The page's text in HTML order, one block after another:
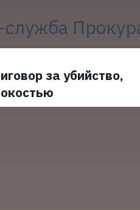
служба
за убийство,